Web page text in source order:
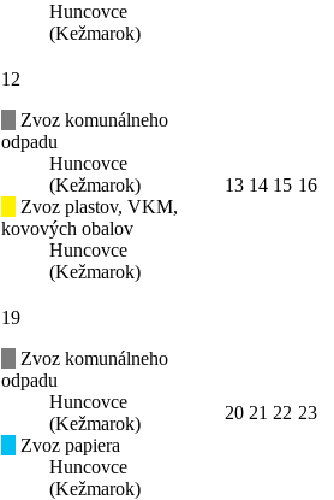
Huncovce
(Kežmarok)
12
Zvoz komunálneho
odpadu
Huncovce
(Kežmarok)
Zvoz plastov, VKM,
kovových obalov
Huncovce
(Kežmarok)
13 14 15 16
19
Zvoz komunálneho
odpadu
Huncovce
(Kežmarok)
Zvoz papiera
Huncovce
(Kežmarok)
20 21 22 23